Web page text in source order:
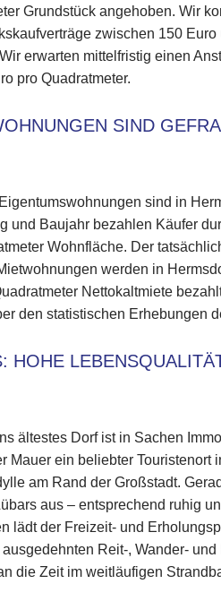
Grundstück angehoben. Wir
zwischen 150
erwarten mittelfristig einen
pro Quadratmeter.
SIND
sind in
und Baujahr bezahlen Käufer
Wohnfläche. Der
werden in
Nettokaltmiete
den statistischen Erhebungen
HOHE
ältestes Dorf ist in Sachen
Mauer ein beliebter
am Rand der Großstadt.
aus – entsprechend ruhig
lädt der Freizeit- und
Reit-, Wander-
die Zeit im weitläufigen